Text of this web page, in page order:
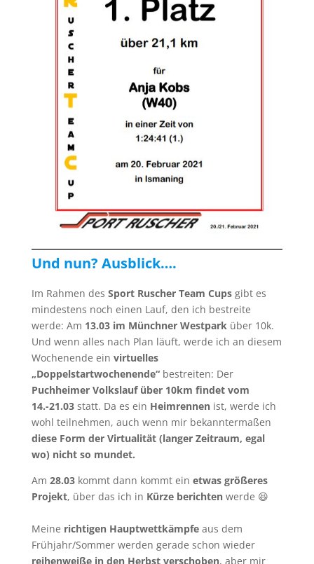
Und nun? Ausblick….
Im Rahmen des Sport Ruscher Team Cupsgibt es
mindestens noch einen Lauf, den ich bestreite
werde: Am 13.03 im Münchner Westparküber 10k.
Und wenn alles nach Plan läuft, werde ich an diesem
Wochenende ein virtuelles
„Doppelstartwochenende“bestreiten: Der
Puchheimer Volkslauf über 10km findet vom
14.-21.03statt. Da es ein Heimrennen ist, werde ich
wohl teilnehmen, auch wenn mir bekanntermaßen
diese Form der Virtualität (langer Zeitraum, egal
wo) nicht so mundet.
Am 28.03 kommt dann kommt ein etwas größeres
Projekt, über das ich in Kürze berichtenwerde 😆
Meine richtigen Hauptwettkämpfeaus dem
Frühjahr/Sommer werden gerade schon wieder
reihenweiße in den Herbst verschoben, aber mir